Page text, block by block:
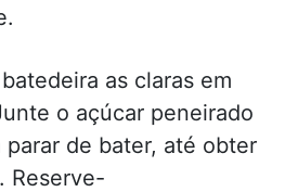
as claras em
o açúcar peneirado
parar de bater, até obter
Reserve-